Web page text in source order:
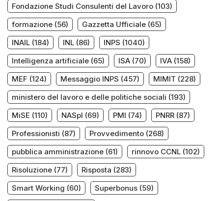
Fondazione Studi Consulenti del Lavoro (103)
formazione (56) Gazzetta Ufficiale (65)
INAIL (184) INL (86) INPS (1040)
Intelligenza artificiale (65) ISA (70) IVA (158)
MEF (124) Messaggio INPS (457) MIMIT (228)
ministero del lavoro e delle politiche sociali (193)
MiSE (110) NASpI (69) PMI (74) PNRR (87)
Professionisti (87) Provvedimento (268)
pubblica amministrazione (61) rinnovo CCNL (102)
Risoluzione (77) Risposta (283)
Smart Working (60) Superbonus (59)